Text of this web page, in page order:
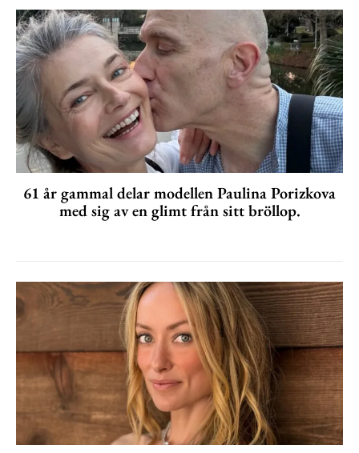
61 år gammal delar modellen Paulina Porizkova
med sig av en glimt från sitt bröllop.